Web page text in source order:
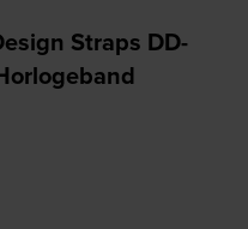
Straps DD-